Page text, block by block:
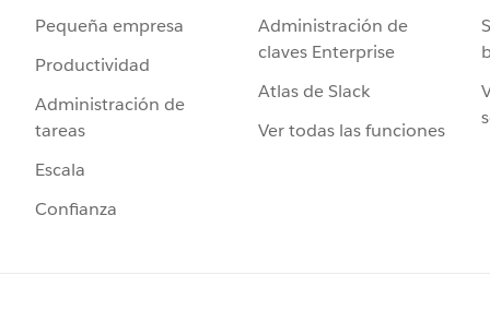
Pequeña empresa
Productividad
Administración de
tareas
Escala
Confianza
Administración de
claves Enterprise
Atlas de Slack
Ver todas las funciones